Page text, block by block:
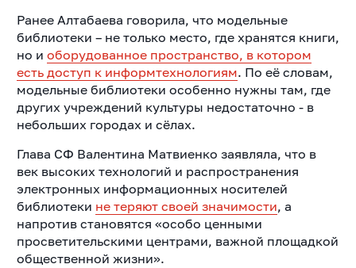
Ранее Алтабаева говорила, что модельные
библиотеки – не только место, где хранятся книги,
но и оборудованное пространство, в котором
есть доступ к информтехнологиям. По её словам,
модельные библиотеки особенно нужны там, где
других учреждений культуры недостаточно - в
небольших городах и сёлах.
Глава СФ Валентина Матвиенко заявляла, что в
век высоких технологий и распространения
электронных информационных носителей
библиотеки не теряют своей значимости, а
напротив становятся «особо ценными
просветительскими центрами, важной площадкой
общественной жизни».